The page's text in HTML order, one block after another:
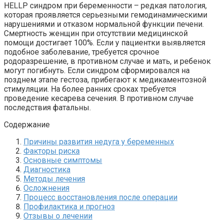
HELLP синдром при беременности – редкая патология,
которая проявляется серьезными гемодинамическими
нарушениями и отказом нормальной функции печени.
Смертность женщин при отсутствии медицинской
помощи достигает 100%. Если у пациентки выявляется
подобное заболевание, требуется срочное
родоразрешение, в противном случае и мать, и ребенок
могут погибнуть. Если синдром сформировался на
позднем этапе гестоза, прибегают к медикаментозной
стимуляции. На более ранних сроках требуется
проведение кесарева сечения. В противном случае
последствия фатальны.
Содержание
Причины развития недуга у беременных
Факторы риска
Основные симптомы
Диагностика
Методы лечения
Осложнения
Процесс восстановления после операции
Профилактика и прогноз
Отзывы о лечении